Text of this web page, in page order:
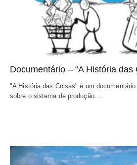
Documentário – “A História das
"A História das Coisas" é um
sobre o sistema de produção…